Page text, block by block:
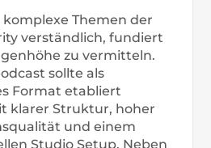
komplexe Themen der
verständlich, fundiert
zu vermitteln.
sollte als
Format etabliert
klarer Struktur, hoher
und einem
Studio Setup. Neben